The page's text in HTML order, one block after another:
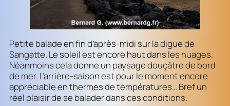
Petite balade en fin d’après-midi sur la digue de
Sangatte. Le soleil est encore haut dans les nuages.
Néanmoins cela donne un paysage douçâtre de bord
de mer. L’arrière-saison est pour le moment encore
appréciable en thermes de températures… Bref un
réel plaisir de se balader dans ces conditions.